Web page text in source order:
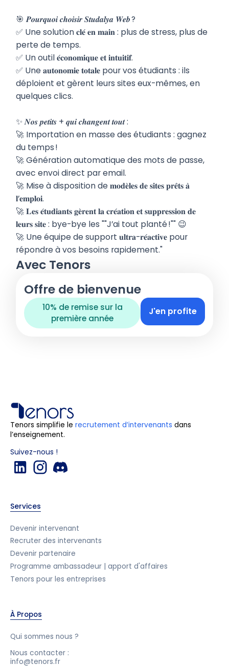
🎯 𝑷𝒐𝒖𝒓𝒒𝒖𝒐𝒊 𝒄𝒉𝒐𝒊𝒔𝒊𝒓 𝑺𝒕𝒖𝒅𝒂𝒍𝒚𝒂 𝑾𝒆𝒃 ?
✅ Une solution 𝐜𝐥𝐞́ 𝐞𝐧 𝐦𝐚𝐢𝐧 : plus de stress, plus de
perte de temps.
✅ Un outil 𝐞́𝐜𝐨𝐧𝐨𝐦𝐢𝐪𝐮𝐞 𝐞𝐭 𝐢𝐧𝐭𝐮𝐢𝐭𝐢𝐟.
✅ Une 𝐚𝐮𝐭𝐨𝐧𝐨𝐦𝐢𝐞 𝐭𝐨𝐭𝐚𝐥𝐞 pour vos étudiants : ils
déploient et gèrent leurs sites eux-mêmes, en
quelques clics.
✨ 𝑵𝒐𝒔 𝒑𝒆𝒕𝒊𝒕𝒔 + 𝒒𝒖𝒊 𝒄𝒉𝒂𝒏𝒈𝒆𝒏𝒕 𝒕𝒐𝒖𝒕 :
🚀 Importation en masse des étudiants : gagnez
du temps !
🚀 Génération automatique des mots de passe,
avec envoi direct par email.
🚀 Mise à disposition de 𝐦𝐨𝐝𝐞̀𝐥𝐞𝐬 𝐝𝐞 𝐬𝐢𝐭𝐞𝐬 𝐩𝐫𝐞̂𝐭𝐬 𝐚̀
𝐥’𝐞𝐦𝐩𝐥𝐨𝐢.
🚀 𝐋𝐞𝐬 𝐞́𝐭𝐮𝐝𝐢𝐚𝐧𝐭𝐬 𝐠𝐞̀𝐫𝐞𝐧𝐭 𝐥𝐚 𝐜𝐫𝐞́𝐚𝐭𝐢𝐨𝐧 𝐞𝐭 𝐬𝐮𝐩𝐩𝐫𝐞𝐬𝐬𝐢𝐨𝐧 𝐝𝐞
𝐥𝐞𝐮𝐫𝐬 𝐬𝐢𝐭𝐞 : bye-bye les ""J’ai tout planté !"" 😉
🚀 Une équipe de support 𝐮𝐥𝐭𝐫𝐚-𝐫𝐞́𝐚𝐜𝐭𝐢𝐯𝐞 pour
répondre à vos besoins rapidement."
Avec Tenors
Offre de bienvenue
10% de remise sur la
première année
J'en profite
Tenors simplifie le recrutement d’intervenants dans
l’enseignement.
Suivez-nous !
Services
Devenir intervenant
Recruter des intervenants
Devenir partenaire
Programme ambassadeur | apport d'affaires
Tenors pour les entreprises
À Propos
Qui sommes nous ?
Nous contacter :
info@tenors.fr